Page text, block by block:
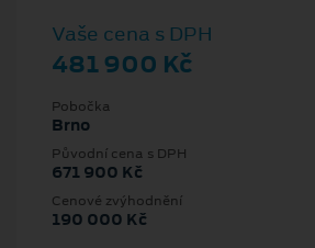
Vaše cena s DPH
481 900 Kč
Pobočka
Brno
Původní cena s DPH
671 900 Kč
Cenové zvýhodnění
190 000 Kč